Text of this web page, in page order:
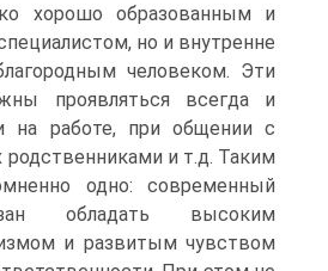
хоро­шо образованным и
но и внутрен­не
человеком. Эти
проявляться всегда и
на работе, при общении с
и т.д. Таким
одно: современный
обладать высоким
и развитым чувством